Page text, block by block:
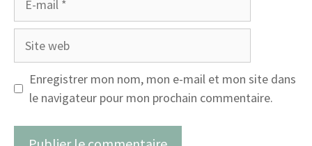
Site
Enregistrer mon nom, mon e-mail et mon site dans
le navigateur pour mon prochain commentaire.